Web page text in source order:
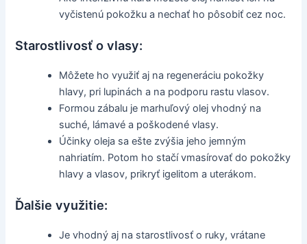
vyčistenú pokožku a nechať ho pôsobiť cez noc.
Starostlivosť o vlasy:
Môžete ho využiť aj na regeneráciu pokožky
hlavy, pri lupinách a na podporu rastu vlasov.
Formou zábalu je marhuľový olej vhodný na
suché, lámavé a poškodené vlasy.
Účinky oleja sa ešte zvýšia jeho jemným
nahriatím. Potom ho stačí vmasírovať do pokožky
hlavy a vlasov, prikryť igelitom a uterákom.
Ďalšie využitie:
Je vhodný aj na starostlivosť o ruky, vrátane